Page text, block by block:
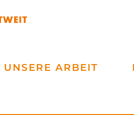
UNSERE ARBEIT